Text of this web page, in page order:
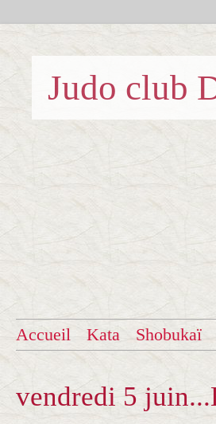
Judo club
Accueil Kata Shobukaï
vendredi 5